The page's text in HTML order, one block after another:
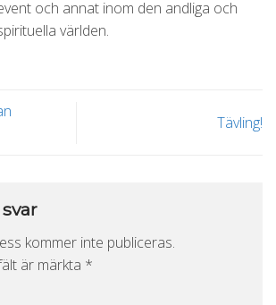
och annat inom den andliga och
världen.
Tävling!
kommer inte publiceras.
är märkta *